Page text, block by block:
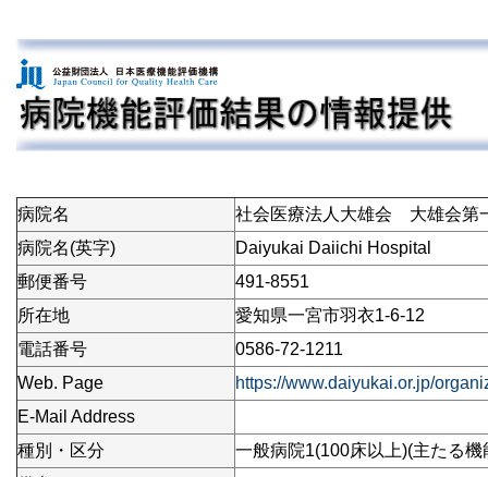
病院名
社会医療法人大雄会 大雄会第
病院名(英字)
Daiyukai Daiichi Hospital
郵便番号
491-8551
所在地
愛知県一宮市羽衣1-6-12
電話番号
0586-72-1211
Web. Page
https://www.daiyukai.or.jp/
E-Mail Address
種別・区分
一般病院1(100床以上)(主たる機